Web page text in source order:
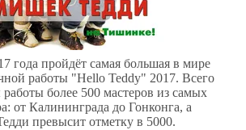
года пройдёт самая большая в мире
работы "Hello Teddy" 2017. Всего
работы более 500 мастеров из самых
от Калининграда до Гонконга, а
превысит отметку в 5000.